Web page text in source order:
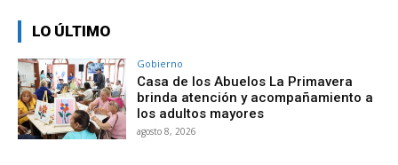
LO ÚLTIMO
Gobierno
Casa de los Abuelos La Primavera
brinda atención y acompañamiento a
los adultos mayores
agosto 8, 2026